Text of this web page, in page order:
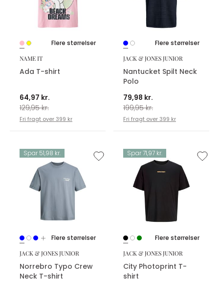
Flere størrelser
NAME IT
Ada T-shirt
64,97 kr.
129,95 kr.
Fri fragt over 399 kr
Flere størrelser
JACK & JONES JUNIOR
Nantucket Spilt Neck
Polo
79,98 kr.
199,95 kr.
Fri fragt over 399 kr
Spar 51,98 kr.
Flere størrelser
JACK & JONES JUNIOR
Norrebro Typo Crew
Neck T-shirt
Spar 71,97 kr.
Flere størrelser
JACK & JONES JUNIOR
City Photoprint T-
shirt